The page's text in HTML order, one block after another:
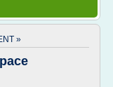
»